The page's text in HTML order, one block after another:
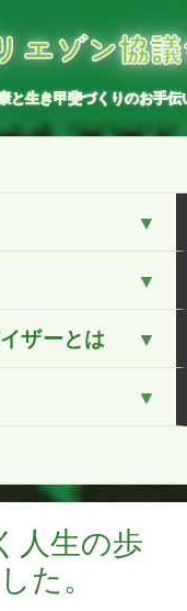
エゾン協
と生き甲斐づくりのお手伝
ザーとは
人生の歩
た。